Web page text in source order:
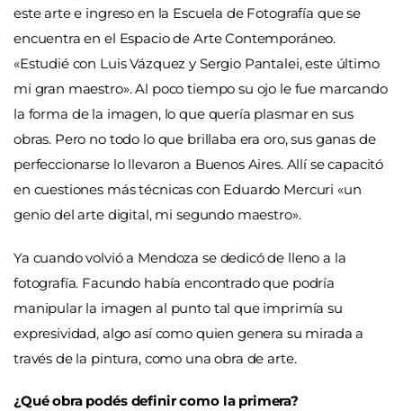
este arte e ingreso en la Escuela de Fotografía que se
encuentra en el Espacio de Arte Contemporáneo.
«Estudié con Luis Vázquez y Sergio Pantalei, este último
mi gran maestro». Al poco tiempo su ojo le fue marcando
la forma de la imagen, lo que quería plasmar en sus
obras. Pero no todo lo que brillaba era oro, sus ganas de
perfeccionarse lo llevaron a Buenos Aires. Allí se capacitó
en cuestiones más técnicas con Eduardo Mercuri «un
genio del arte digital, mi segundo maestro».
Ya cuando volvió a Mendoza se dedicó de lleno a la
fotografía. Facundo había encontrado que podría
manipular la imagen al punto tal que imprimía su
expresividad, algo así como quien genera su mirada a
través de la pintura, como una obra de arte.
¿Qué obra podés definir como la primera?